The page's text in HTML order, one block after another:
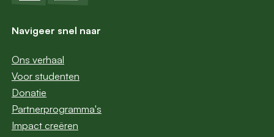
Navigeer snel naar
Ons verhaal
Voor studenten
Donatie
Partnerprogramma's
Impact creëren